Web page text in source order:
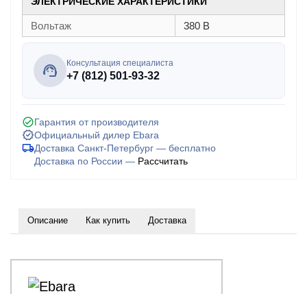
Вольтаж 380 В
Консультация специалиста
+7 (812) 501-93-32
Гарантия от производителя
Официальный дилер Ebara
Доставка Санкт-Петербург — бесплатно
Доставка по России — Рассчитать
Описание Как купить Доставка